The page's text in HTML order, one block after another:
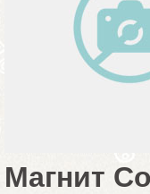
Магнит